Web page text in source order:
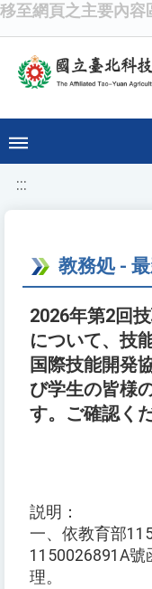
移至網頁之主要內容
:::
教務処 -
2026年第2回
について、技
国際技能開発
び学生の皆様
す。ご確認く
説明：
一、依教育部
1150026891A號
理。